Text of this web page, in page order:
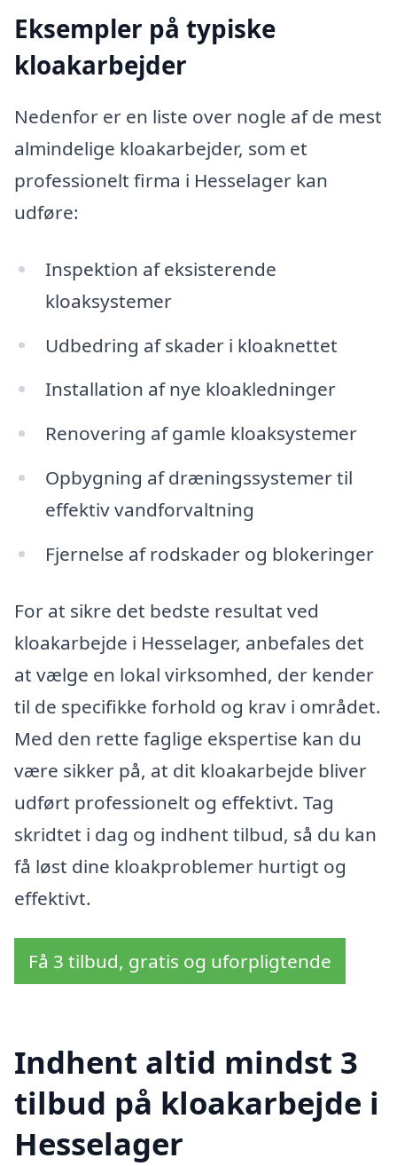
Eksempler på typiske
kloakarbejder
Nedenfor er en liste over nogle af de mest
almindelige kloakarbejder, som et
professionelt firma i Hesselager kan
udføre:
Inspektion af eksisterende
kloaksystemer
Udbedring af skader i kloaknettet
Installation af nye kloakledninger
Renovering af gamle kloaksystemer
Opbygning af dræningssystemer til
effektiv vandforvaltning
Fjernelse af rodskader og blokeringer
For at sikre det bedste resultat ved
kloakarbejde i Hesselager, anbefales det
at vælge en lokal virksomhed, der kender
til de specifikke forhold og krav i området.
Med den rette faglige ekspertise kan du
være sikker på, at dit kloakarbejde bliver
udført professionelt og effektivt. Tag
skridtet i dag og indhent tilbud, så du kan
få løst dine kloakproblemer hurtigt og
effektivt.
Få 3 tilbud, gratis og uforpligtende
Indhent altid mindst 3
tilbud på kloakarbejde i
Hesselager